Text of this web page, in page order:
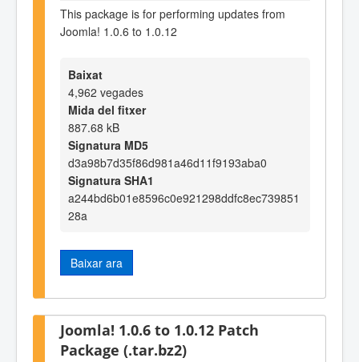
This package is for performing updates from
Joomla! 1.0.6 to 1.0.12
Baixat
4,962 vegades
Mida del fitxer
887.68 kB
Signatura MD5
d3a98b7d35f86d981a46d11f9193aba0
Signatura SHA1
a244bd6b01e8596c0e921298ddfc8ec739851
28a
Baixar ara
Joomla! 1.0.6 to 1.0.12 Patch
Package (.tar.bz2)